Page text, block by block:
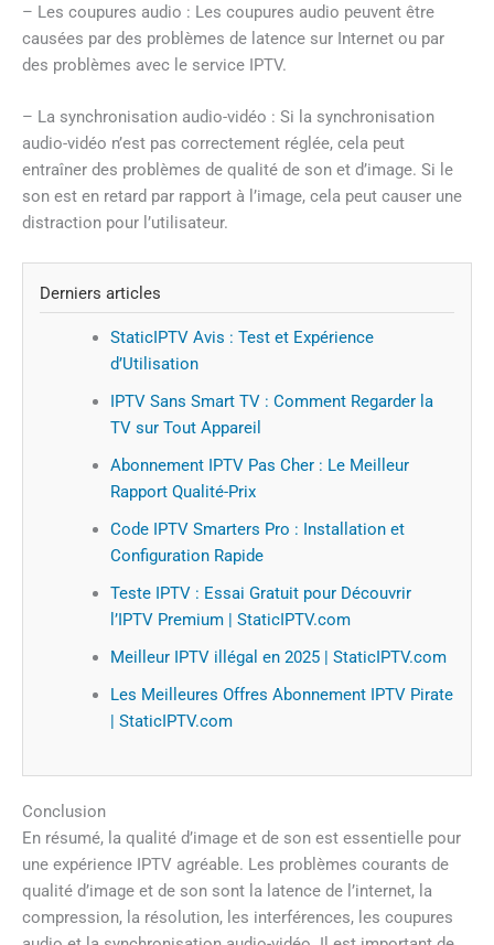
– Les coupures audio : Les coupures audio peuvent être
causées par des problèmes de latence sur Internet ou par
des problèmes avec le service IPTV.
– La synchronisation audio-vidéo : Si la synchronisation
audio-vidéo n’est pas correctement réglée, cela peut
entraîner des problèmes de qualité de son et d’image. Si le
son est en retard par rapport à l’image, cela peut causer une
distraction pour l’utilisateur.
Derniers articles
StaticIPTV Avis : Test et Expérience
d’Utilisation
IPTV Sans Smart TV : Comment Regarder la
TV sur Tout Appareil
Abonnement IPTV Pas Cher : Le Meilleur
Rapport Qualité-Prix
Code IPTV Smarters Pro : Installation et
Configuration Rapide
Teste IPTV : Essai Gratuit pour Découvrir
l’IPTV Premium | StaticIPTV.com
Meilleur IPTV illégal en 2025 | StaticIPTV.com
Les Meilleures Offres Abonnement IPTV Pirate
| StaticIPTV.com
Conclusion
En résumé, la qualité d’image et de son est essentielle pour
une expérience IPTV agréable. Les problèmes courants de
qualité d’image et de son sont la latence de l’internet, la
compression, la résolution, les interférences, les coupures